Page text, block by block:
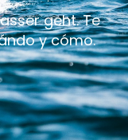
geht. Te
y cómo.